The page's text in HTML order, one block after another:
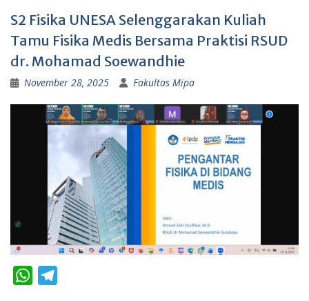
S2 Fisika UNESA Selenggarakan Kuliah
Tamu Fisika Medis Bersama Praktisi RSUD
dr. Mohamad Soewandhie
November 28, 2025 Fakultas Mipa
W